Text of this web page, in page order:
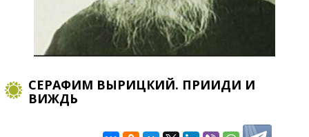
​СЕРАФИМ ВЫРИЦКИЙ. ПРИИДИ И
ВИЖДЬ